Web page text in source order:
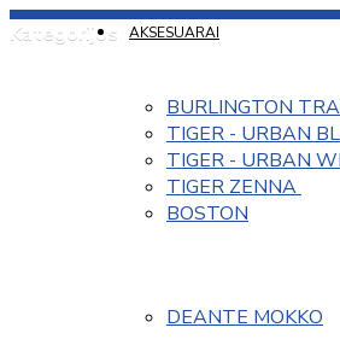
Kategorijos AKSESUARAI
BURLINGTON
TIGER - URBAN
TIGER - URBAN
TIGER ZENNA
BOSTON
DEANTE MOKKO